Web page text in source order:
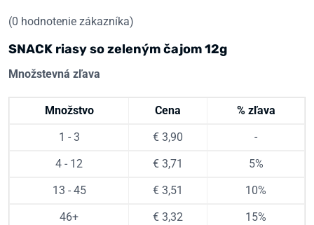
(0 hodnotenie zákazníka)
SNACK riasy so zeleným čajom 12g
Množstevná zľava
Množstvo Cena
% zľava
1 - 3
€ 3,90
-
4 - 12
€ 3,71
5%
13 - 45
€ 3,51
10%
46+
€ 3,32 15%